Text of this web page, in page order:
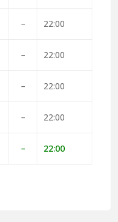
– 22:00
– 22:00
– 22:00
– 22:00
– 22:00